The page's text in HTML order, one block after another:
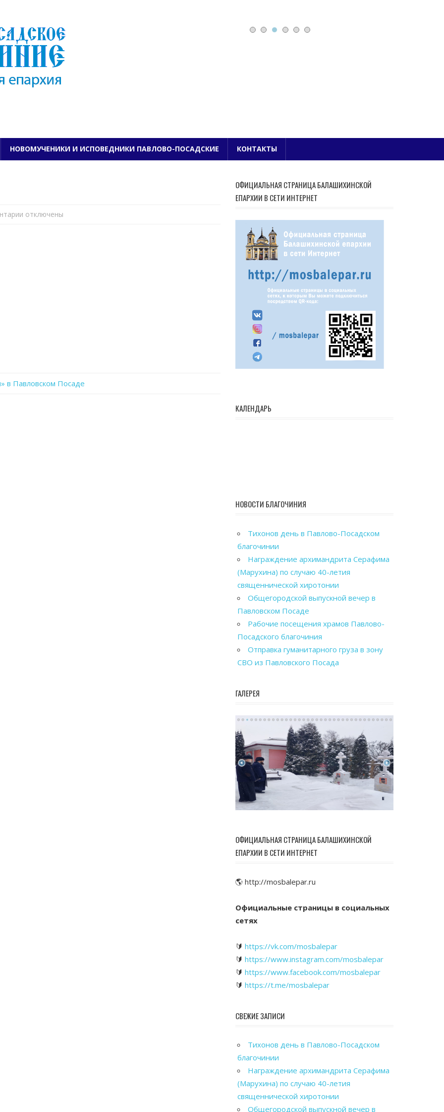
ПАВЛОВО-ПОСАДСКОЕ БЛАГОЧИНИЕ
НОВОМУЧЕНИКИ И ИСПОВЕДНИКИ ПАВЛОВО-ПОСАДСКИЕ КОНТАКТЫ
котключены
в Павловском Посаде
ОФИЦИАЛЬНАЯ СТРАНИЦА БАЛАШИХИНСКОЙ
ЕПАРХИИ В СЕТИ ИНТЕРНЕТ
КАЛЕНДАРЬ
НОВОСТИ БЛАГОЧИНИЯ
Тихонов день в Павлово-Посадском
благочинии
Награждение архимандрита Серафима
(Марухина) по случаю 40-летия
священнической хиротонии
Общегородской выпускной вечер в
Павловском Посаде
Рабочие посещения храмов Павлово-
Посадского благочиния
Отправка гуманитарного груза в зону
СВО из Павловского Посада
ГАЛЕРЕЯ
ОФИЦИАЛЬНАЯ СТРАНИЦА БАЛАШИХИНСКОЙ
ЕПАРХИИ В СЕТИ ИНТЕРНЕТ
🌎 http://mosbalepar.ru
Официальные страницы в социальных
сетях
🔰 https://vk.com/mosbalepar
🔰 https://www.instagram.com/mosbalepar
🔰 https://www.facebook.com/mosbalepar
🔰 https://t.me/mosbalepar
СВЕЖИЕ ЗАПИСИ
Тихонов день в Павлово-Посадском
благочинии
Награждение архимандрита Серафима
(Марухина) по случаю 40-летия
священнической хиротонии
Общегородской выпускной вечер в